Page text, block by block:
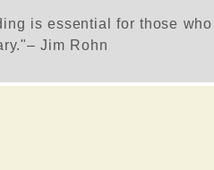
is essential for those
Jim Rohn